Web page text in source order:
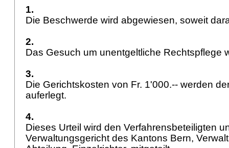
1.
Die Beschwerde wird abgewiesen, soweit
2.
Das Gesuch um unentgeltliche Rechtspflege
3.
Die Gerichtskosten von Fr. 1'000.-- werden
auferlegt.
4.
Dieses Urteil wird den Verfahrensbeteiligten
Verwaltungsgericht des Kantons Bern,